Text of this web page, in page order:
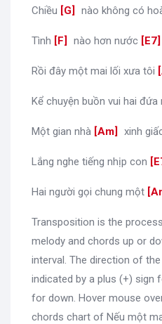
Chiều [G nào không có
Tình [F nào hơn nước [E7
Rồi đây một mai lối xưa tôi [
Kể chuyện buồn vui hai đứa
Một gian nhà [Am xinh
Lắng nghe tiếng nhịp con [
Hai người gọi chung một [
Transposition is the
melody and chords up or
interval. The direction of
indicated by a plus (+) sign
for down. Hover mouse
chords chart of Nếu một